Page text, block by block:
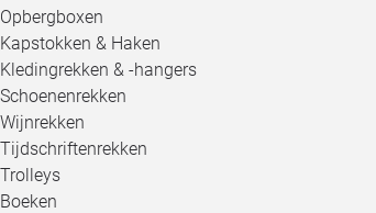
Opbergboxen
Kapstokken & Haken
Kledingrekken & -hangers
Schoenenrekken
Wijnrekken
Tijdschriftenrekken
Trolleys
Boeken